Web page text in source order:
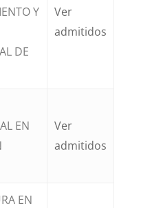
Y
DE
Ver
admitidos
EN
Ver
admitidos
EN